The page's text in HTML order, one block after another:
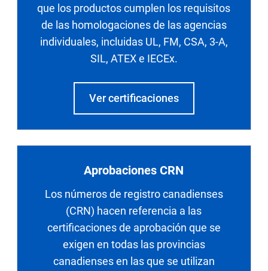
que los productos cumplen los requisitos
de las homologaciones de las agencias
individuales, incluidas UL, FM, CSA, 3-A,
SIL, ATEX e IECEx.
Ver certificaciones
Aprobaciones CRN
Los números de registro canadienses
(CRN) hacen referencia a las
certificaciones de aprobación que se
exigen en todas las provincias
canadienses en las que se utilizan